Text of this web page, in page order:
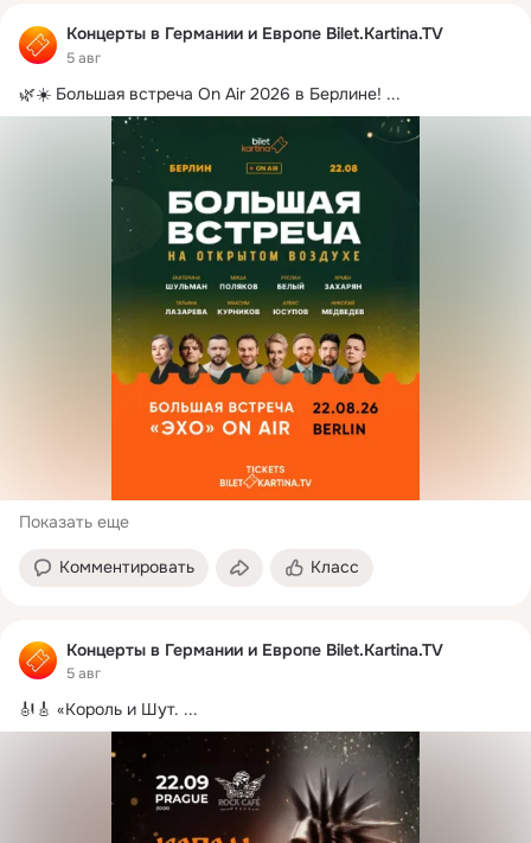
Концерты в Германии и Европе Bilet.Kartina.TV
5 авг
🌿☀️ Большая встреча On Air 2026 в Берлине! ...
Показать еще
Комментировать Класс
Концерты в Германии и Европе Bilet.Kartina.TV
5 авг
🎻🎸 «Король и Шут. ...